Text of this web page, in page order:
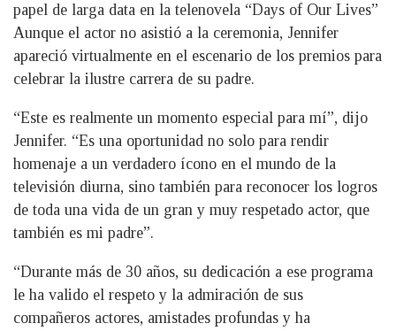
papel de larga data en la telenovela “Days of Our Lives”
Aunque el actor no asistió a la ceremonia, Jennifer
apareció virtualmente en el escenario de los premios para
celebrar la ilustre carrera de su padre.
“Este es realmente un momento especial para mí”, dijo
Jennifer. “Es una oportunidad no solo para rendir
homenaje a un verdadero ícono en el mundo de la
televisión diurna, sino también para reconocer los logros
de toda una vida de un gran y muy respetado actor, que
también es mi padre”.
“Durante más de 30 años, su dedicación a ese programa
le ha valido el respeto y la admiración de sus
compañeros actores, amistades profundas y ha